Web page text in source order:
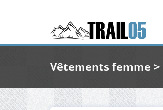
Vêtements femme